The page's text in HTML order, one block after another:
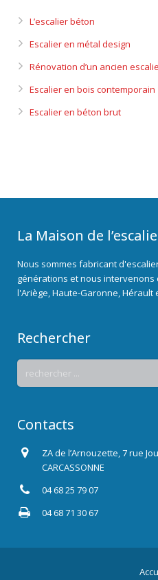
L’escalier béton
Escalier en métal design
Rénovation d’un ancien
Escalier en bois contemporain
Escalier en béton brut
La Maison de
Nous sommes fabricant
générations et nous intervenons
l'Ariège, Haute-Garonne, Hérault
Rechercher
Contacts
ZA de l’Arnouzette, 7 rue
CARCASSONNE
04 68 25 79 07
04 68 71 30 67